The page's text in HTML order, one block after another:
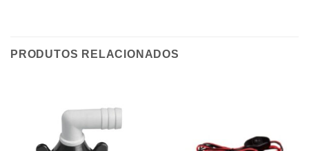
PRODUTOS RELACIONADOS